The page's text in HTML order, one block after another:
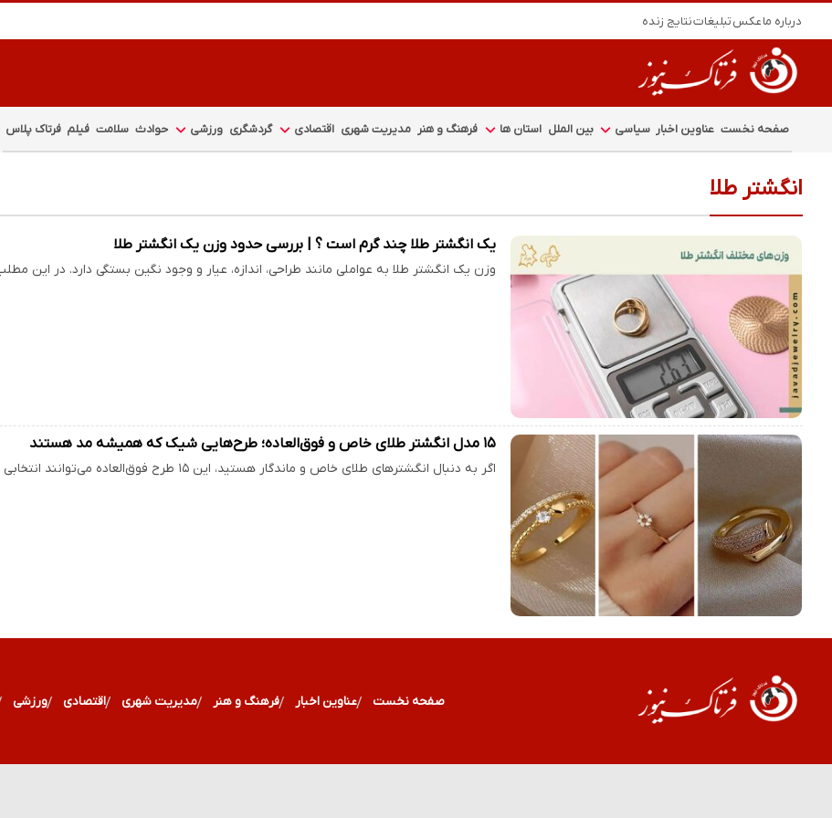
درباره ماعکستبلیغاتنتایج زنده
صفحه نخست عناوین اخبار سیاسی بین الملل استان ها فرهنگ و هنر مدیریت شهری اقتصادی گردشگری ورزشی حوادث سلامت فیلم فرتاک پلاس
انگشتر طلا
یک انگشتر طلا چند گرم است ؟ | بررسی حدود وزن یک انگشتر طلا
وزن یک انگشتر طلا به عواملی مانند طراحی، اندازه، عیار و وجود نگین بستگی دارد. در این
۱۵ مدل انگشتر طلای خاص و فوق‌العاده؛ طرح‌هایی شیک که همیشه مد هستند
اگر به دنبال انگشترهای طلای خاص و ماندگار هستید، این ۱۵ طرح فوق‌العاده می‌توانند انتخابی بی‌نظیر باشند. مدل‌هایی شیک و…
صفحه نخست عناوین اخبار فرهنگ و هنر مدیریت شهری اقتصادی ورزشی